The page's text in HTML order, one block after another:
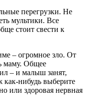
перегрузки. Не
мультики. Все
стоит свести к
– огромное зло. От
маму. Общее
– и малыш занят,
нибудь выберите
или здоровая нервная